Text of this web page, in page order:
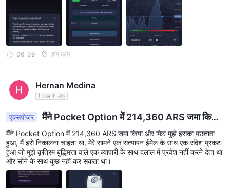
06-09 हांग कांग
Hernan Medina
1 साल के अंदर
एक्सपोज़र
मैंने Pocket Option में 214,360 ARS जमा किया
और फिर मुझे इसका पछतावा हुआ, मैं इसे निकालना चाहता था, मेरे साम
ने एक सत्यापन ईमेल के साथ एक संदेश प्रकट हुआ जो मुझे कृत्रिम
बुद्धिमत्ता वाले एक व्यापारी के साथ दलाल में प्रवेश नहीं करने देता था
और सोने के साथ कुछ नहीं कर सकता था।
मैंने Pocket Option में 214,360 ARS जमा किया और फिर मुझे इसका पछतावा
हुआ, मैं इसे निकालना चाहता था, मेरे सामने एक सत्यापन ईमेल के साथ एक संदेश प्रकट
हुआ जो मुझे कृत्रिम बुद्धिमत्ता वाले एक व्यापारी के साथ दलाल में प्रवेश नहीं करने देता था
और सोने के साथ कुछ नहीं कर सकता था।